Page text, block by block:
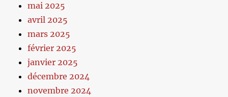
mai 2025
avril 2025
mars 2025
février 2025
janvier 2025
décembre 2024
novembre 2024